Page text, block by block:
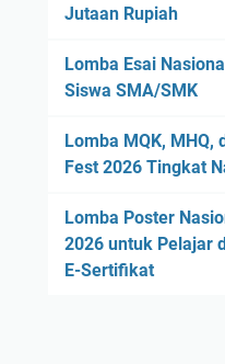
Jutaan Rupiah
Lomba Esai
Siswa SMA/SMK
Lomba MQK, MHQ,
Fest 2026 Tingkat
Lomba Poster
2026 untuk Pelajar
E-Sertifikat